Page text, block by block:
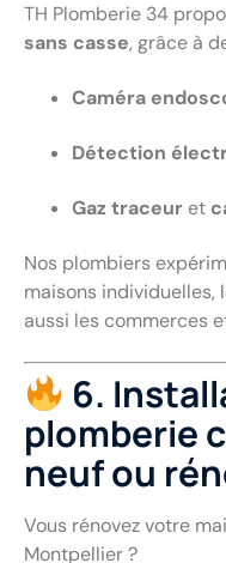
TH Plomberie 34
sans casse, grâce à
Caméra
Détection
Gaz traceur et
Nos plombiers
maisons individuelles,
aussi les commerces
6.
plomberie
neuf ou
Vous rénovez votre
Montpellier ?